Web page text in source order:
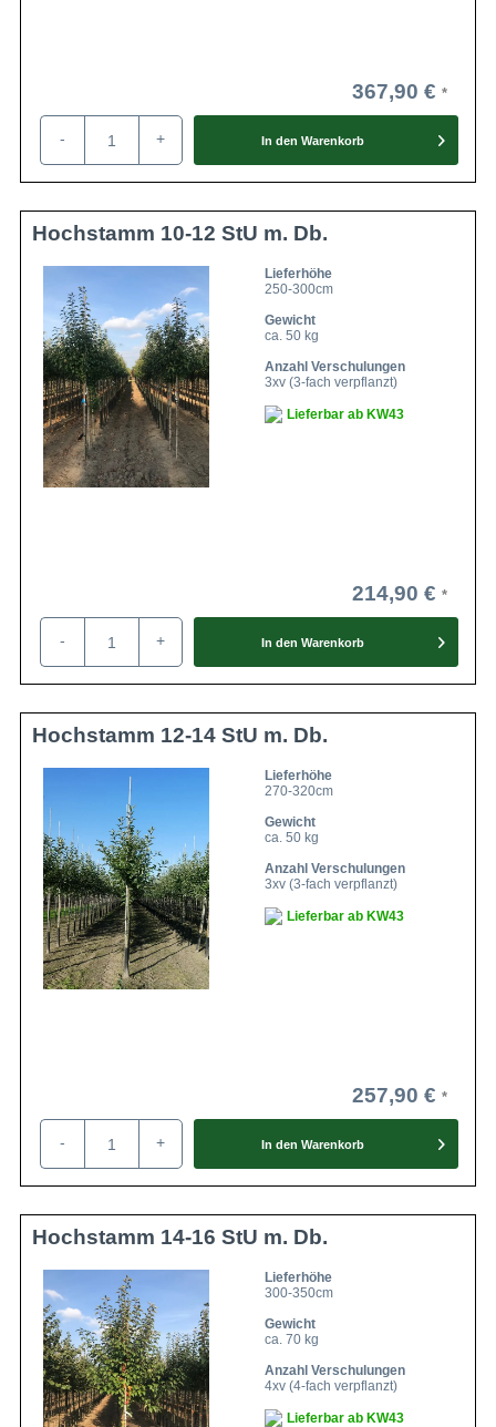
367,90 €
- + In den Warenkorb
Hochstamm 10-12 StU m. Db.
Lieferhöhe
250-300cm
Gewicht
ca. 50 kg
Anzahl Verschulungen
3xv (3-fach verpflanzt)
Lieferbar ab KW43
214,90 €
- + In den Warenkorb
Hochstamm 12-14 StU m. Db.
Lieferhöhe
270-320cm
Gewicht
ca. 50 kg
Anzahl Verschulungen
3xv (3-fach verpflanzt)
Lieferbar ab KW43
257,90 €
- + In den Warenkorb
Hochstamm 14-16 StU m. Db.
Lieferhöhe
300-350cm
Gewicht
ca. 70 kg
Anzahl Verschulungen
4xv (4-fach verpflanzt)
Lieferbar ab KW43